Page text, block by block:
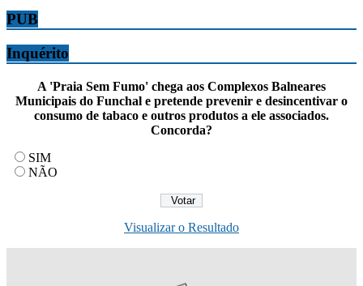
PUB
Inquérito
A 'Praia Sem Fumo' chega aos Complexos Balneares
Municipais do Funchal e pretende prevenir e desincentivar o
consumo de tabaco e outros produtos a ele associados.
Concorda?
SIM
NÃO
Visualizar o Resultado